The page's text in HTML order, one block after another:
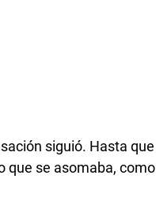
siguió. Hasta que
que se asomaba, como